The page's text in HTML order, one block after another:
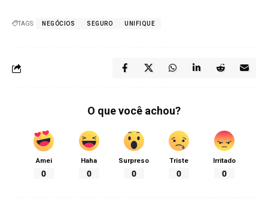
TAGS: NEGÓCIOS SEGURO UNIFIQUE
O que você achou?
Amei
0
Haha
0
Surpreso
0
Triste
0
Irritado
0